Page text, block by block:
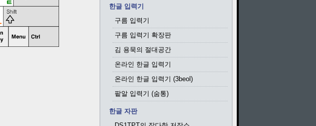
한글 입력기
구름 입력기
구름 입력기 확장판
김 용묵의 절대공간
온라인 한글 입력기
온라인 한글 입력기 (3beol)
팥알 입력기 (숨통)
한글 자판